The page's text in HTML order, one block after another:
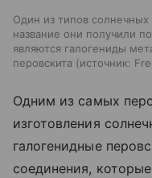
Один из типов
название они получили
являются галогениды
перовскита
источник:
Одним из самых
изготовления
галогенидные
соединения,